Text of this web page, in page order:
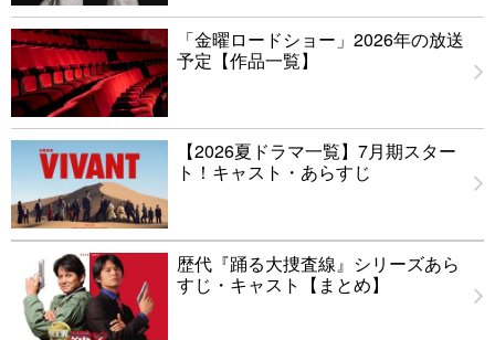
「金曜ロードショー」2026年の放送
予定【作品一覧】
【2026夏ドラマ一覧】7月期スター
ト！キャスト・あらすじ
歴代『踊る大捜査線』シリーズあら
すじ・キャスト【まとめ】